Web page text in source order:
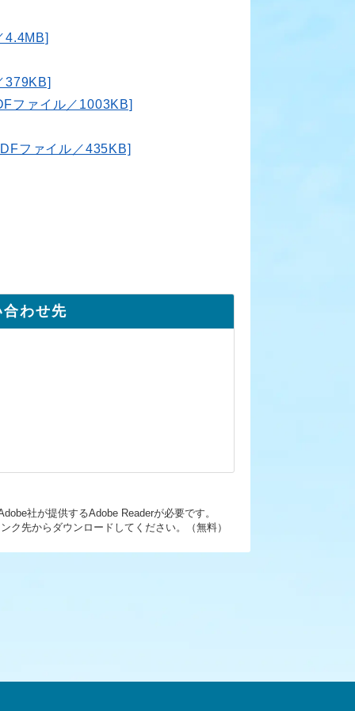
4.4MB]
379KB]
ファイル／1003KB]
ファイル／435KB]
わせ先
社が提供するAdobe Readerが必要です。
ク先からダウンロードしてください。（無料）